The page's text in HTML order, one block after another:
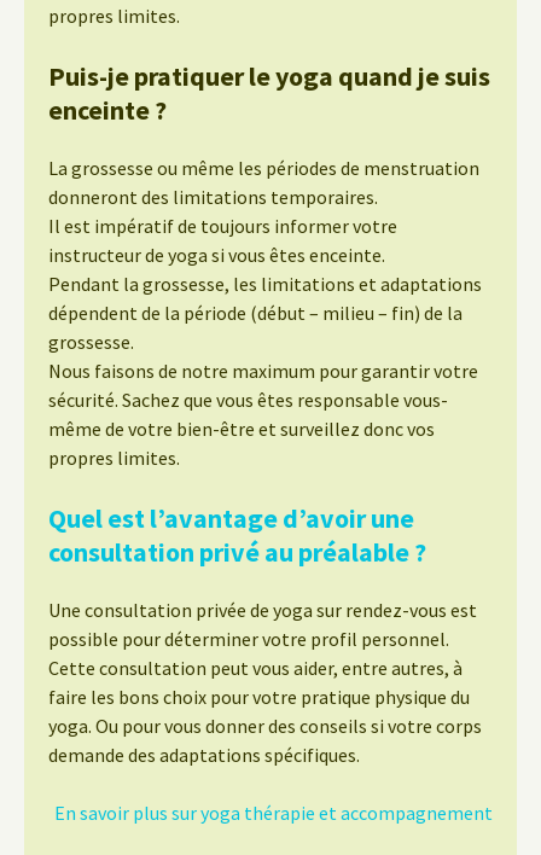
propres limites.
Puis-je pratiquer le yoga quand je suis
enceinte ?
La grossesse ou même les périodes de menstruation
donneront des limitations temporaires.
Il est impératif de toujours informer votre
instructeur de yoga si vous êtes enceinte.
Pendant la grossesse, les limitations et adaptations
dépendent de la période (début – milieu – fin) de la
grossesse.
Nous faisons de notre maximum pour garantir votre
sécurité. Sachez que vous êtes responsable vous-
même de votre bien-être et surveillez donc vos
propres limites.
Quel est l’avantage d’avoir une
consultation privé au préalable ?
Une consultation privée de yoga sur rendez-vous est
possible pour déterminer votre profil personnel.
Cette consultation peut vous aider, entre autres, à
faire les bons choix pour votre pratique physique du
yoga. Ou pour vous donner des conseils si votre corps
demande des adaptations spécifiques.
En savoir plus sur yoga thérapie et accompagnement